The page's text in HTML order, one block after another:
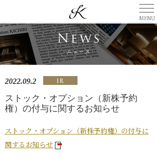
2022.09.2
ストック・オプション（新株予約
権）の付与に関するお知らせ
ストック・オプション（新株予約権）の付与に
関するお知らせ